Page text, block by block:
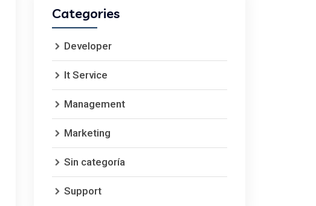
Categories
Developer
It Service
Management
Marketing
Sin categoría
Support